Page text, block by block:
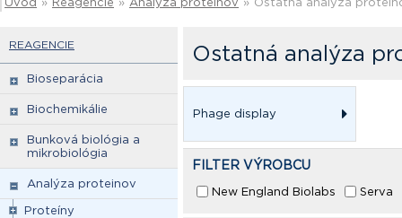
REAGENCIE
Bioseparácia
Biochemikálie
Bunková biológia a
mikrobiológia
Analýza proteinov
Proteíny
Ostatná analýza
Phage display
FILTER VÝROBCU
New England Biolabs Serva